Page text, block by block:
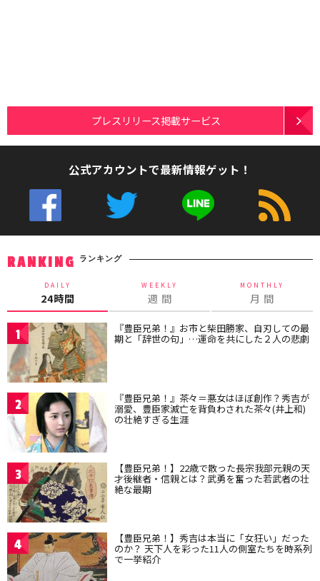
プレスリリース掲載サービス
公式アカウントで最新情報ゲット！
RANKING ランキング
DAILY
24時間
WEEKLY
週 間
MONTHLY
月 間
1 『豊臣兄弟！』お市と柴田勝家、自刃しての最
期と「辞世の句」…運命を共にした２人の悲劇
2 『豊臣兄弟！』茶々＝悪女はほぼ創作？秀吉が
溺愛、豊臣家滅亡を背負わされた茶々(井上和)
の壮絶すぎる生涯
3 【豊臣兄弟！】22歳で散った長宗我部元親の天
才後継者・信親とは？武勇を奮った若武者の壮
絶な最期
4 【豊臣兄弟！】秀吉は本当に「女狂い」だった
のか？ 天下人を彩った11人の側室たちを時系列
で一挙紹介